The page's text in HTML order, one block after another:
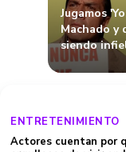
Jugamos
Machado y
siendo
ENTRETENIMIENTO
Actores cuentan por